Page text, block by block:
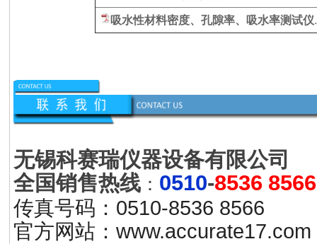
吸水性材料密度、孔隙率、吸水率测试仪
无锡科赛瑞仪器设备有限公司
全国销售热线 ： 0510-8536 8566
传真号码：0510-8536 8566
官方网站：